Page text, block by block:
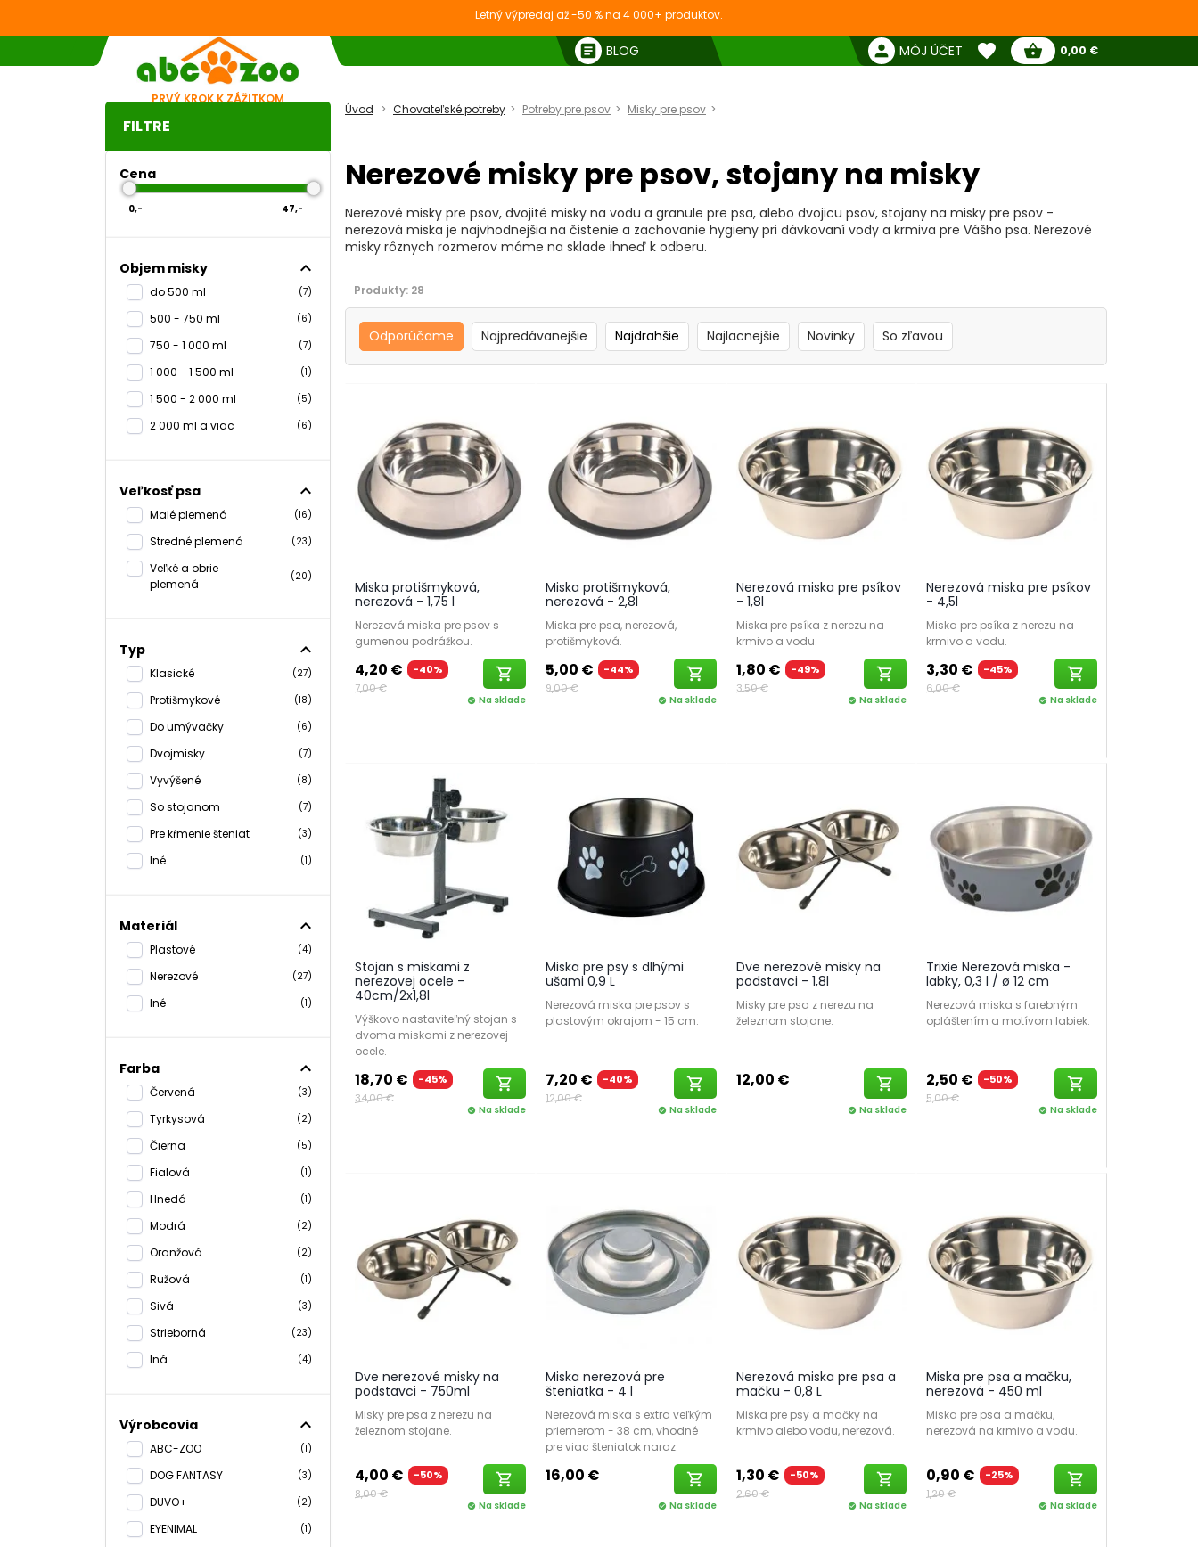
Letný výpredaj až -50 % na 4 000+ produktov.
PRVÝ KROK K ZÁŽITKOM
article BLOG person MÔJ ÚČET favorite shopping_basket 0,00 €
FILTRE
Cena
0,- 47,-
Objem misky expand_less
do 500 ml (7)
500 - 750 ml (6)
750 - 1 000 ml (7)
1 000 - 1 500 ml (1)
1 500 - 2 000 ml (5)
2 000 ml a viac (6)
Veľkosť psa expand_less
Malé plemená (16)
Stredné plemená (23)
Veľké a obrie
plemená
(20)
Typ expand_less
Klasické (27)
Protišmykové (18)
Do umývačky (6)
Dvojmisky (7)
Vyvýšené (8)
So stojanom (7)
Pre kŕmenie šteniat (3)
Iné (1)
Materiál expand_less
Plastové (4)
Nerezové (27)
Iné (1)
Farba expand_less
Červená (3)
Tyrkysová (2)
Čierna (5)
Fialová (1)
Hnedá (1)
Modrá (2)
Oranžová (2)
Ružová (1)
Sivá (3)
Strieborná (23)
Iná (4)
Výrobcovia expand_less
ABC-ZOO (1)
DOG FANTASY (3)
DUVO+ (2)
EYENIMAL (1)
Úvod Chovateľské potreby Potreby pre psov Misky pre psov
Nerezové misky pre psov, stojany na misky
Nerezové misky pre psov, dvojité misky na vodu a granule pre psa, alebo dvojicu psov, stojany na misky pre psov -
nerezová miska je najvhodnejšia na čistenie a zachovanie hygieny pri dávkovaní vody a krmiva pre Vášho psa. Nerezové
misky rôznych rozmerov máme na sklade ihneď k odberu.
Produkty: 28
Odporúčame Najpredávanejšie Najdrahšie Najlacnejšie Novinky So zľavou
Miska protišmyková,
nerezová - 1,75 l
Nerezová miska pre psov s
gumenou podrážkou.
4,20 €
-40%
7,00 €
shopping_cart
check_circle Na sklade
Miska protišmyková,
nerezová - 2,8l
Miska pre psa, nerezová,
protišmyková.
5,00 €
-44%
9,00 €
shopping_cart
check_circle Na sklade
Nerezová miska pre psíkov
- 1,8l
Miska pre psíka z nerezu na
krmivo a vodu.
1,80 €
-49%
3,50 €
shopping_cart
check_circle Na sklade
Nerezová miska pre psíkov
- 4,5l
Miska pre psíka z nerezu na
krmivo a vodu.
3,30 €
-45%
6,00 €
shopping_cart
check_circle Na sklade
Stojan s miskami z
nerezovej ocele -
40cm/2x1,8l
Výškovo nastaviteľný stojan s
dvoma miskami z nerezovej
ocele.
18,70 €
-45%
34,00 €
shopping_cart
check_circle Na sklade
Miska pre psy s dlhými
ušami 0,9 L
Nerezová miska pre psov s
plastovým okrajom - 15 cm.
7,20 €
-40%
12,00 €
shopping_cart
check_circle Na sklade
Dve nerezové misky na
podstavci - 1,8l
Misky pre psa z nerezu na
železnom stojane.
12,00 € shopping_cart
check_circle Na sklade
Trixie Nerezová miska -
labky, 0,3 l / ø 12 cm
Nerezová miska s farebným
opláštením a motívom labiek.
2,50 €
-50%
5,00 €
shopping_cart
check_circle Na sklade
Dve nerezové misky na
podstavci - 750ml
Misky pre psa z nerezu na
železnom stojane.
4,00 €
-50%
8,00 €
shopping_cart
check_circle Na sklade
Miska nerezová pre
šteniatka - 4 l
Nerezová miska s extra veľkým
priemerom - 38 cm, vhodné
pre viac šteniatok naraz.
16,00 € shopping_cart
check_circle Na sklade
Nerezová miska pre psa a
mačku - 0,8 L
Miska pre psy a mačky na
krmivo alebo vodu, nerezová.
1,30 €
-50%
2,60 €
shopping_cart
check_circle Na sklade
Miska pre psa a mačku,
nerezová - 450 ml
Miska pre psa a mačku,
nerezová na krmivo a vodu.
0,90 €
-25%
1,20 €
shopping_cart
check_circle Na sklade